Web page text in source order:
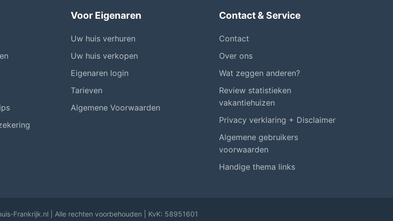
Voor Eigenaren
Uw huis verhuren
Uw huis verkopen
Eigenaren login
Tarieven
Algemene Voorwaarden
Contact & Service
Contact
Over ons
Wat zeggen anderen?
Review statistieken
vakantiehuizen
Privacy verklaring + Disclaimer
Algemene gebruikers
voorwaarden
Handige thema links
Frankrijk.nl | Alle rechten voorbehouden | KvK: 58951601